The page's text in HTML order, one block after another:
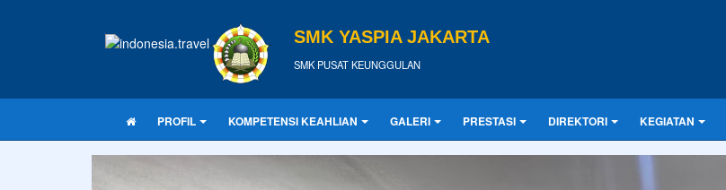
SMK YASPIA JAKARTA
SMK PUSAT KEUNGGULAN
PROFIL KOMPETENSI KEAHLIAN GALERI PRESTASI DIREKTORI KEGIATAN